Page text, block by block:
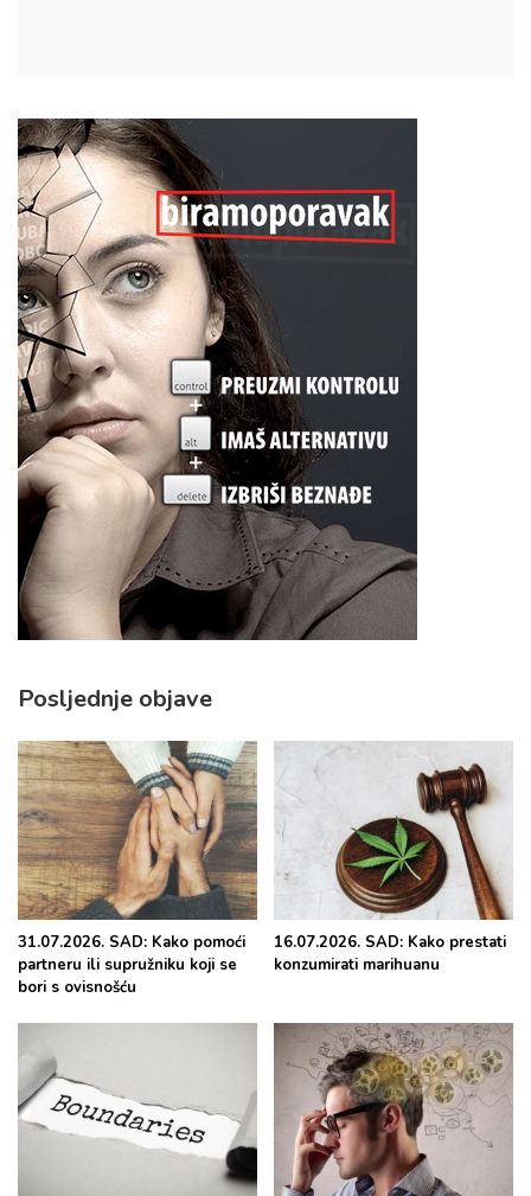
Posljednje objave
31.07.2026. SAD: Kako pomoći
partneru ili supružniku koji se
bori s ovisnošću
16.07.2026. SAD: Kako prestati
konzumirati marihuanu